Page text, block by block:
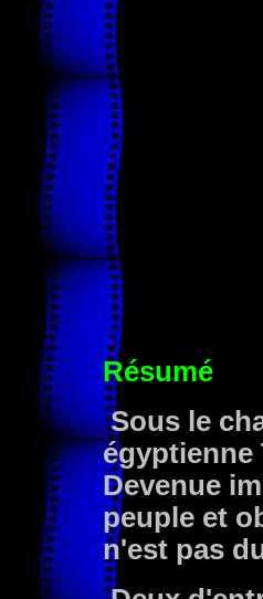
Résumé
Sous le
égyptienne
Devenue
peuple et
n'est pas